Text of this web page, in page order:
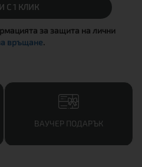
С 1 КЛИК
за защита на лични
връщане.
ВАУЧЕР ПОДАРЪК